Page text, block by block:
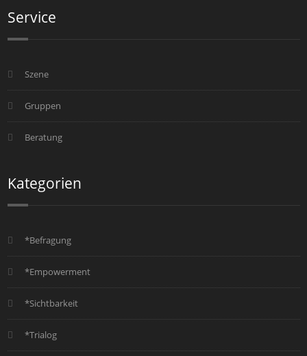
Service
Szene
Gruppen
Beratung
Kategorien
*Befragung
*Empowerment
*Sichtbarkeit
*Trialog